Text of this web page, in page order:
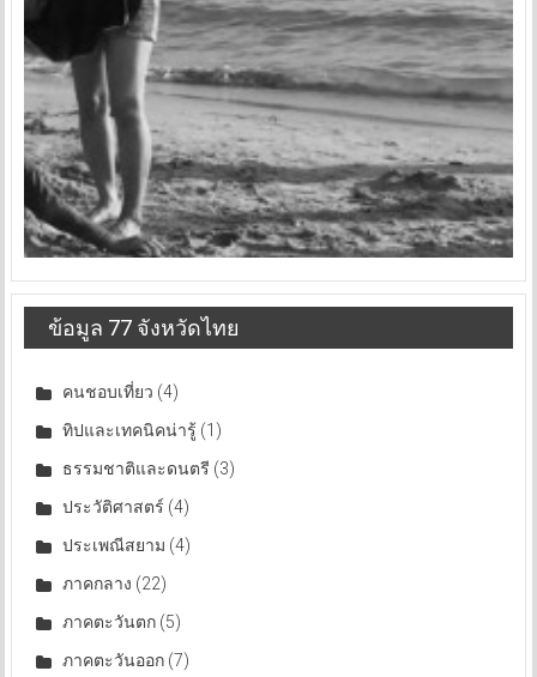
ข้อมูล 77 จังหวัดไทย
คนชอบเที่ยว (4)
ทิปและเทคนิคน่ารู้(1)
ธรรมชาติและดนตรี (3)
ประวัติศาสตร์ (4)
ประเพณีสยาม (4)
ภาคกลาง (22)
ภาคตะวันตก(5)
ภาคตะวันออก(7)